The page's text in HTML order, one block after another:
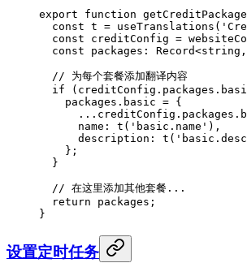
export function
  const
t = useTranslations (
  const
creditConfig =
  const
packages : Record<string ,
  // 为每个套餐添加翻译内容
  if
    packages.basic
= {
      ...
      name:
t ( 'basic.name' ),
      description:
t (
    };
  }
  // 在这里添加其他套餐...
  return
packages;
}
设置定时任务